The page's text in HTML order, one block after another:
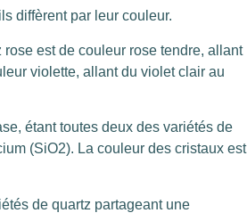
diffèrent par leur couleur.
est de couleur rose tendre, allant
violette, allant du violet clair au
étant toutes deux des variétés de
(SiO2). La couleur des cristaux est
de quartz partageant une